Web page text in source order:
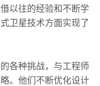
以往的经验和不断学
卫星技术方面实现了
各种挑战，与工程师
。他们不断优化设计